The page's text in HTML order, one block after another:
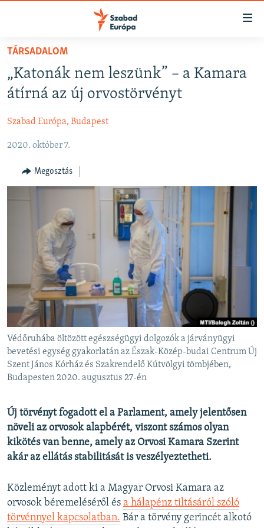
Akadálymentes
Ugrás
fő
oldalra
Ugrás
NAPIRENDEN
AKTUÁLIS
VIDEÓK
ELEMZŐ
NER15
SZABADON
TÁRSADALOM
DEMOKRÁCIA
A PÉNZ NYOMÁBAN
EURÓPAI UNIÓ
VILÁG
KLÍMAVÁLTOZÁS
A MÚLT TANULSÁGAI
KÖVESSEN MINKET!
Valamennyi RFE/RL weboldal
TÁRSADALOM
„Katonák nem leszünk” – a Kamara
átírná az új orvostörvényt
Szabad Európa, Budapest
2020. október 7.
Megosztás
Védőruhába öltözött egészségügyi dolgozók a járványügyi
bevetési egység gyakorlatán az Észak-Közép-budai Centrum Új
Szent János Kórház és Szakrendelő Kútvölgyi tömbjében,
Budapesten 2020. augusztus 27-én
Új törvényt fogadott el a Parlament, amely jelentősen
növeli az orvosok alapbérét, viszont számos olyan
kikötés van benne, amely az Orvosi Kamara Szerint
akár az ellátás stabilitását is veszélyeztetheti.
Közleményt adott ki a Magyar Orvosi Kamara az
orvosok béremeléséről és a hálapénz tiltásáról szóló
törvénnyel kapcsolatban. Bár a törvény gerincét alkotó
FELIRATKOZÁS